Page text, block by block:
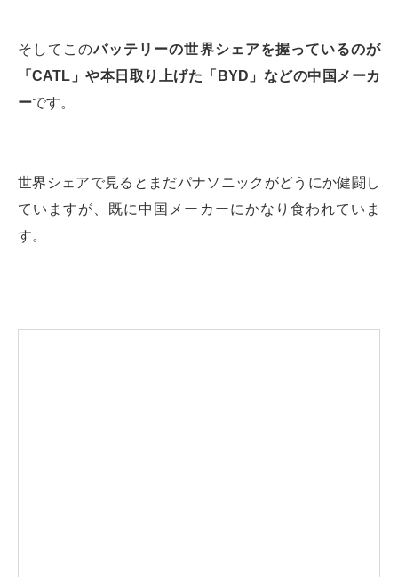
そしてこのバッテリーの世界シェアを握っているのが
「CATL」や本日取り上げた「BYD」などの中国メーカ
ーです。
世界シェアで見るとまだパナソニックがどうにか健闘し
ていますが、既に中国メーカーにかなり食われていま
す。